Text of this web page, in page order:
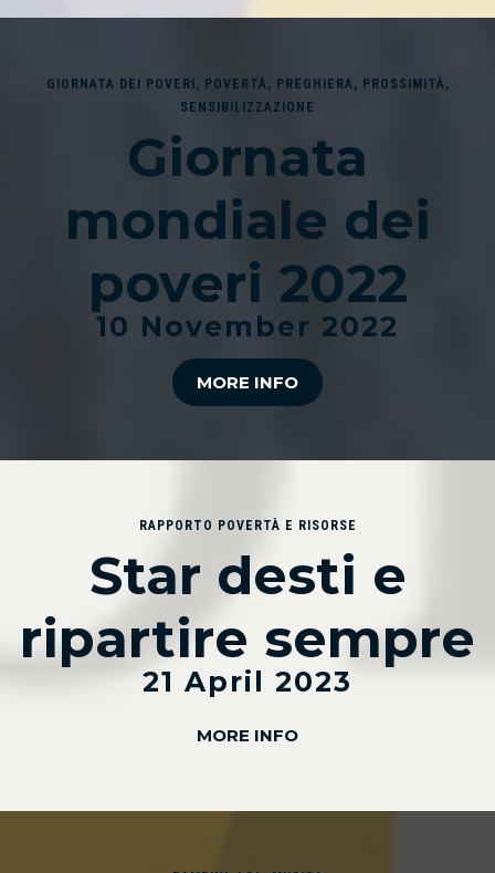
GIORNATA DEI POVERI, POVERTÀ , PREGHIERA , PROSSIMITÀ ,
SENSIBILIZZAZIONE
Giornata
mondiale dei
poveri 2022
10 November 2022
MORE INFO
RAPPORTO POVERTÀ E RISORSE
Star desti e
ripartire sempre
21 April 2023
MORE INFO